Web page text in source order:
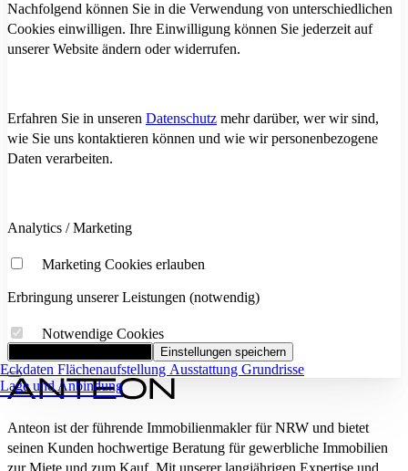
Eckdaten Flächenaufstellung Ausstattung Grundrisse
Lage und Anbindung
Nachfolgend können Sie in die Verwendung von unterschiedlichen
Cookies einwilligen. Ihre Einwilligung können Sie jederzeit auf
unserer Website ändern oder widerrufen.
Erfahren Sie in unseren Datenschutz mehr darüber, wer wir sind,
wie Sie uns kontaktieren können und wie wir personenbezogene
Daten verarbeiten.
Analytics / Marketing
Marketing Cookies erlauben
Erbringung unserer Leistungen (notwendig)
Notwendige Cookies
Einstellungen speichern
Anteon ist der führende Immobilienmakler für NRW und bietet
seinen Kunden hochwertige Beratung für gewerbliche Immobilien